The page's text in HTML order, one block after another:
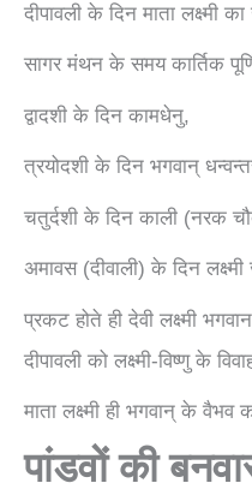
दीपावली के दिन माता लक्ष्मी
सागर मंथन के समय कार्तिक
द्वादशी के दिन कामधेनु,
त्रयोदशी के दिन भगवान्
चतुर्दशी के दिन काली (नरक
अमावस (दीवाली) के दिन लक्ष्मी
प्रकट होते ही देवी लक्ष्मी
दीपावली को लक्ष्मी-विष्णु के
माता लक्ष्मी ही भगवान् के वैभव
पांडवों की